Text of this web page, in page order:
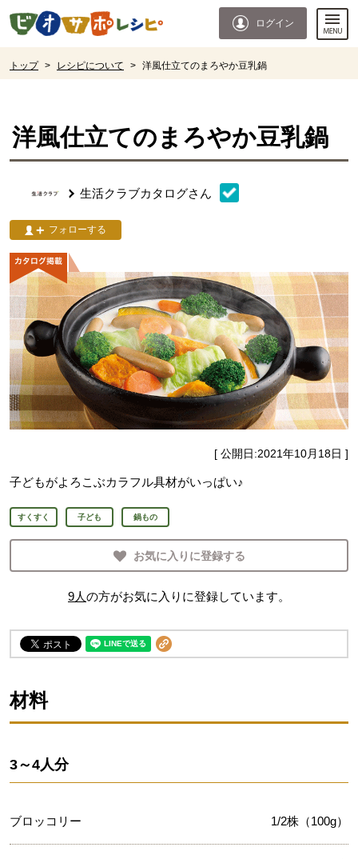
ページの先頭です。
ログイン
トップ > レシピについて > 洋風仕立てのまろやか豆乳鍋
洋風仕立てのまろやか豆乳鍋
生活クラブカタログさん
フォローする
[ 公開日:2021年10月18日 ]
子どもがよろこぶカラフル具材がいっぱい♪
すくすく 子ども 鍋もの
お気に入りに登録する
9人の方がお気に入りに登録しています。
材料
3～4人分
ブロッコリー 1/2株（100g）